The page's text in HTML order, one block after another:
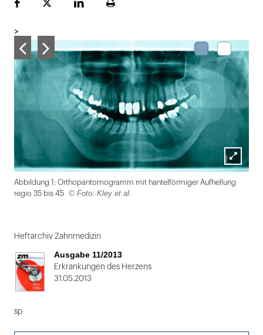
FacebookPlattformLinekdInSeite
>
Lightbox
öffnen
Abbildung 1: Orthopantomogramm mit hantelförmiger Aufhellung
regio 35 bis 45
© Foto: Kley et al.
1
von
2
Heftarchiv Zahnmedizin
Ausgabe 11/2013
Erkrankungen des Herzens
31.05.2013
sp